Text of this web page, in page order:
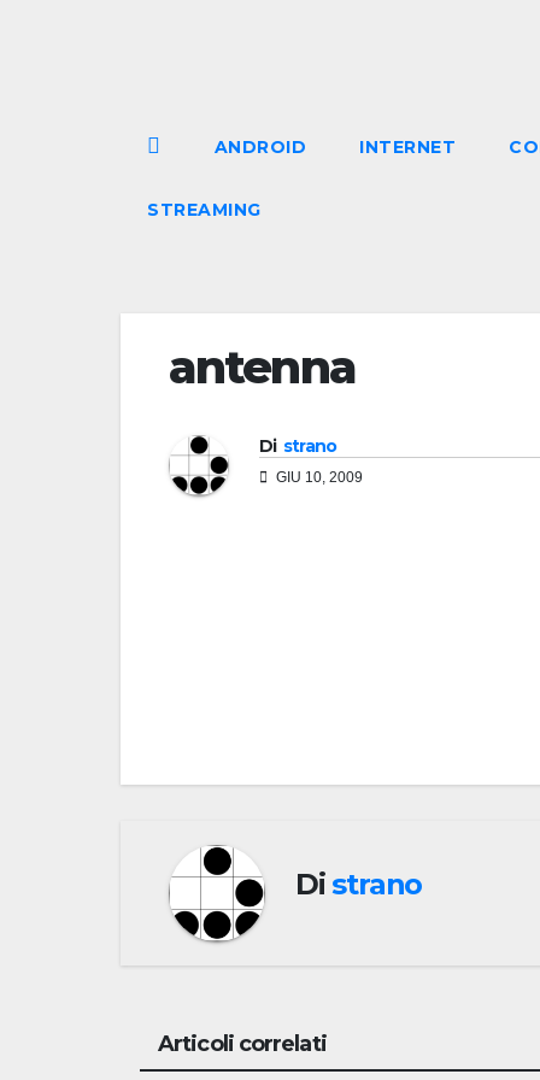
ANDROID INTERNET
STREAMING
antenna
Di strano
GIU 10, 2009
Distrano
Articoli correlati